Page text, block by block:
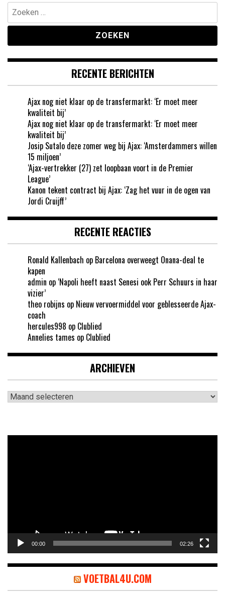
Zoeken
naar:
RECENTE BERICHTEN
Ajax nog niet klaar op de transfermarkt: ‘Er moet meer
kwaliteit bij’
Ajax nog niet klaar op de transfermarkt: ‘Er moet meer
kwaliteit bij’
Josip Sutalo deze zomer weg bij Ajax: ‘Amsterdammers willen
15 miljoen’
‘Ajax-vertrekker (27) zet loopbaan voort in de Premier
League’
Kanon tekent contract bij Ajax: ‘Zag het vuur in de ogen van
Jordi Cruijff’
RECENTE REACTIES
Ronald Kallenbach op Barcelona overweegt Onana-deal te
kapen
admin op ‘Napoli heeft naast Senesi ook Perr Schuurs in haar
vizier’
theo robijns op Nieuw vervoermiddel voor geblesseerde Ajax-
coach
hercules998 op Clublied
Annelies tames op Clublied
ARCHIEVEN
Archieven
00:00 02:26
VOETBAL4U.COM